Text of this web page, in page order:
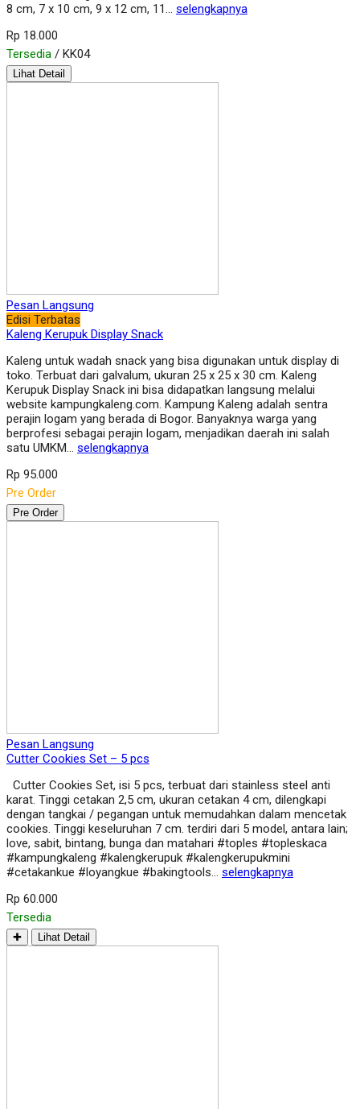
8 cm, 7 x 10 cm, 9 x 12 cm, 11… selengkapnya
Rp 18.000
Tersedia / KK04
Lihat Detail
Pesan Langsung
Edisi Terbatas
Kaleng Kerupuk Display Snack
Kaleng untuk wadah snack yang bisa digunakan untuk display di
toko. Terbuat dari galvalum, ukuran 25 x 25 x 30 cm. Kaleng
Kerupuk Display Snack ini bisa didapatkan langsung melalui
website kampungkaleng.com. Kampung Kaleng adalah sentra
perajin logam yang berada di Bogor. Banyaknya warga yang
berprofesi sebagai perajin logam, menjadikan daerah ini salah
satu UMKM… selengkapnya
Rp 95.000
Pre Order
Pre Order
Pesan Langsung
Cutter Cookies Set – 5 pcs
Cutter Cookies Set, isi 5 pcs, terbuat dari stainless steel anti
karat. Tinggi cetakan 2,5 cm, ukuran cetakan 4 cm, dilengkapi
dengan tangkai / pegangan untuk memudahkan dalam mencetak
cookies. Tinggi keseluruhan 7 cm. terdiri dari 5 model, antara lain;
love, sabit, bintang, bunga dan matahari #toples #topleskaca
#kampungkaleng #kalengkerupuk #kalengkerupukmini
#cetakankue #loyangkue #bakingtools… selengkapnya
Rp 60.000
Tersedia
✚ Lihat Detail